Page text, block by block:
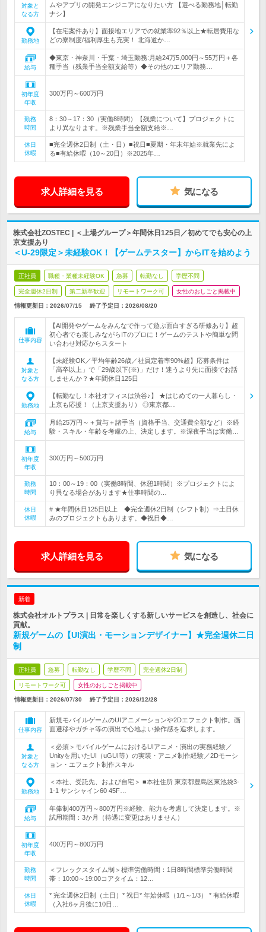
対象と
なる方
ムやアプリの開発エンジニアになりたい方 【選べる勤務地│転勤
ナシ】
勤務地
【在宅案件あり】面接地エリアでの就業率92％以上★転居費用な
どの寮制度/福利厚生も充実！ 北海道か…
給与
◆東京・神奈川・千葉・埼玉勤務:月給24万5,000円～55万円＋各
種手当（残業手当全額支給等）◆その他のエリア勤務…
初年度
年収
300万円～600万円
勤務
時間
8：30～17：30（実働8時間）【残業について】プロジェクトに
より異なります。※残業手当全額支給※…
休日
休暇
■完全週休2日制（土・日）■祝日■夏期・年末年始※就業先によ
る■有給休暇（10～20日）※2025年…
求人詳細を見る 気になる
株式会社ZOSTEC | ＜上場グループ＞年間休日125日／初めてでも安心の上
京支援あり
＜U-29限定＞未経験OK！【ゲームテスター】からITを始めよう
正社員 職種・業種未経験OK 急募 転勤なし 学歴不問
完全週休2日制 第二新卒歓迎 リモートワーク可 女性のおしごと掲載中
情報更新日：2026/07/15 終了予定日： 2026/08/20
仕事内容
【AI開発やゲームをみんなで作って遊ぶ面白すぎる研修あり】超
初心者でも楽しみながらITのプロに！ゲームのテストや簡単な問
い合わせ対応からスタート
対象と
なる方
【未経験OK／平均年齢26歳／社員定着率90%超】応募条件は
「高卒以上」で「29歳以下(※)」だけ！迷うより先に面接でお話
しませんか？★年間休日125日
勤務地
【転勤なし！本社オフィスは渋谷♪】 ★はじめての一人暮らし・
上京も応援！（上京支援あり） ◎東京都…
給与
月給25万円～＋賞与＋諸手当（資格手当、交通費全額など）※経
験・スキル・年齢を考慮の上、決定します。※深夜手当は実働…
初年度
年収
300万円～500万円
勤務
時間
10：00～19：00（実働8時間、休憩1時間）※プロジェクトによ
り異なる場合があります★仕事時間の…
休日
休暇
# ★年間休日125日以上 ◆完全週休2日制（シフト制）⇒土日休
みのプロジェクトもあります。◆祝日◆…
求人詳細を見る 気になる
新着
株式会社オルトプラス | 日常を楽しくする新しいサービスを創造し、社会に
貢献。
新規ゲームの【UI演出・モーションデザイナー】★完全週休二日
制
正社員 急募 転勤なし 学歴不問 完全週休2日制
リモートワーク可 女性のおしごと掲載中
情報更新日：2026/07/30 終了予定日： 2026/12/28
仕事内容
新規モバイルゲームのUIアニメーションや2Dエフェクト制作。画
面遷移やガチャ等の演出で心地よい操作感を追求します。
対象と
なる方
＜必須＞モバイルゲームにおけるUIアニメ・演出の実務経験／
Unityを用いたUI（uGUI等）の実装・アニメ制作経験／2Dモーシ
ョン・エフェクト制作スキル
勤務地
＜本社、受託先、および自宅＞ ■本社住所 東京都豊島区東池袋3-
1-1 サンシャイン60 45F…
給与
年俸制400万円～800万円※経験、能力を考慮して決定します。※
試用期間：3か月（待遇に変更はありません）
初年度
年収
400万円～800万円
勤務
時間
＜フレックスタイム制＞標準労働時間：1日8時間標準労働時間
帯：10:00～19:00コアタイム：12…
休日
休暇
* 完全週休2日制（土日）* 祝日* 年始休暇（1/1～1/3） * 有給休暇
（入社6ヶ月後に10日…